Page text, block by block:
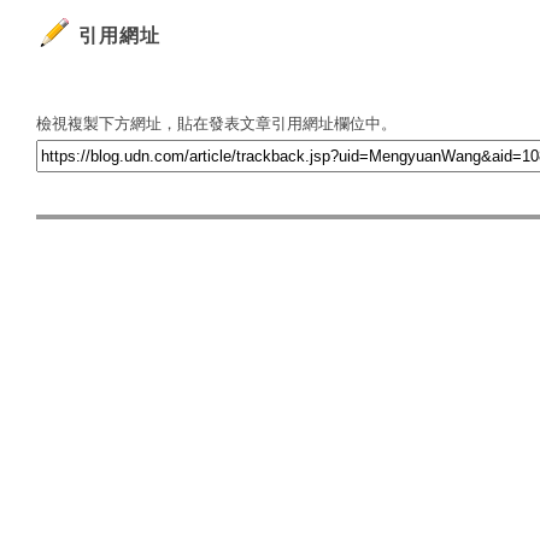
引用網址
檢視複製下方網址，貼在發表文章引用網址欄位中。